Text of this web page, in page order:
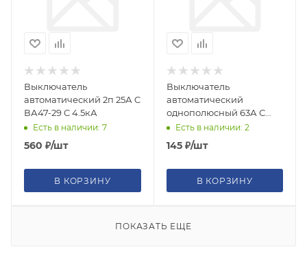
Выключатель
автоматический 2п 25А C
ВА47-29 C 4.5кА
Есть в наличии: 7
560 ₽/шт
В КОРЗИНУ
Выключатель
автоматический
однополюсный 63А С
ВА47-29 4.5кА (EKF)
Есть в наличии: 2
145₽/шт
В КОРЗИНУ
ПОКАЗАТЬ ЕЩЕ